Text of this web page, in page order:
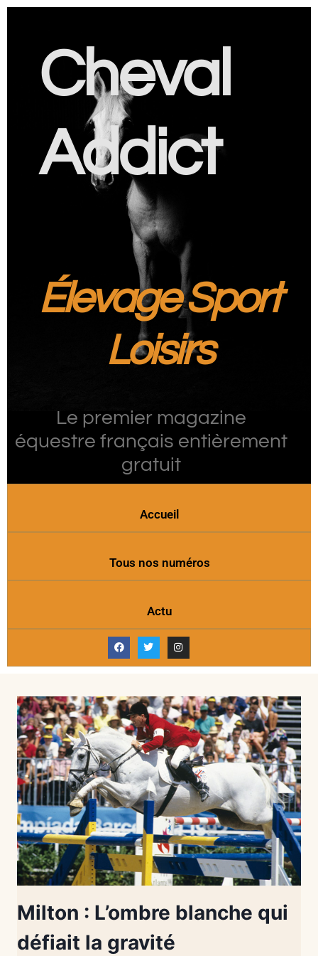
Cheval
Addict
Élevage Sport
Loisirs
Le premier magazine
équestre français entièrement
gratuit
Accueil
Tous nos numéros
Actu
Milton : L’ombre blanche qui
défiait la gravité